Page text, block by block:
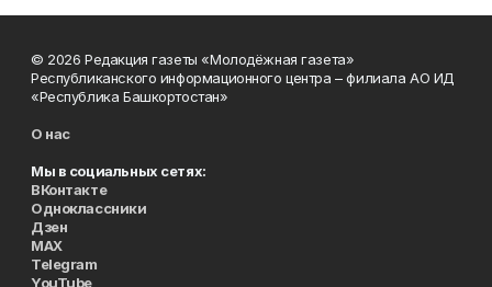
© 2026 Редакция газеты «Молодёжная газета»
Республиканского информационного центра – филиала АО ИД
«Республика Башкортостан»
О нас
Мы в социальных сетях:
ВКонтакте
Одноклассники
Дзен
MAX
Telegram
YouTube